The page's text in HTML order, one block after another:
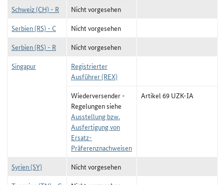
Schweiz (CH) - R
Nicht vorgesehen
Serbien (RS) - C
Nicht vorgesehen
Serbien (RS) - R
Nicht vorgesehen
Singapur
Registrierter
Ausführer (REX)
Wiederversender -
Regelungen siehe
Ausstellung bzw.
Ausfertigung von
Ersatz-
Präferenznachweisen
Artikel 69 UZK-IA
Syrien (SY)
Nicht vorgesehen